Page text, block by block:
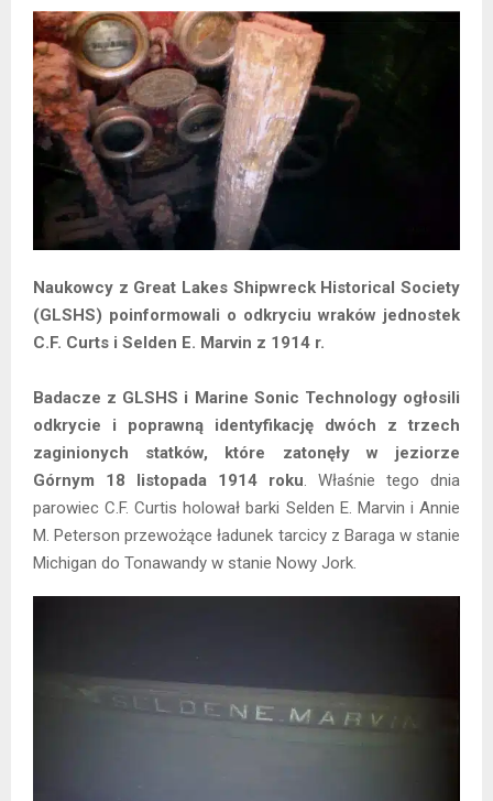
Naukowcy z Great Lakes Shipwreck Historical Society
(GLSHS) poinformowali o odkryciu wraków jednostek
C.F. Curts i Selden E. Marvin z 1914 r.
Badacze z GLSHS i Marine Sonic Technology ogłosili
odkrycie i poprawną identyfikację dwóch z trzech
zaginionych statków, które zatonęły w jeziorze
Górnym 18 listopada 1914 roku. Właśnie tego dnia
parowiec C.F. Curtis holował barki Selden E. Marvin i Annie
M. Peterson przewożące ładunek tarcicy z Baraga w stanie
Michigan do Tonawandy w stanie Nowy Jork.